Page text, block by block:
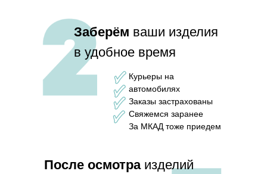
Курьеры на
автомобилях
Заказы застрахованы
Свяжемся заранее
За МКАД тоже приедем
Заберём ваши изделия
в удобное время
После осмотраизделий